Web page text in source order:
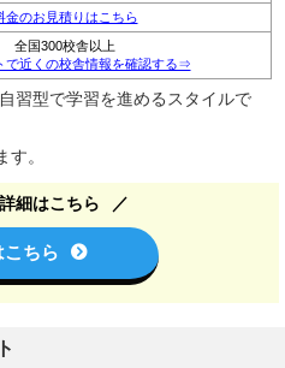
金のお見積りはこちら
全国300校舎以上
で近くの校舎情報を確認する⇒
習型で学習を進めるスタイルで
。
細はこちら
ちら